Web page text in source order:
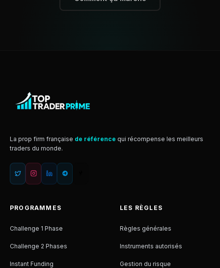
La prop firm française de référence qui récompense les meilleurs
traders du monde.
PROGRAMMES
Challenge 1 Phase
Challenge 2 Phases
Instant Funding
LES RÈGLES
Règles générales
Instruments autorisés
Gestion du risque